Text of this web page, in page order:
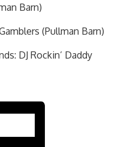
Barn)
(Pullman Barn)
DJ Rockin’ Daddy